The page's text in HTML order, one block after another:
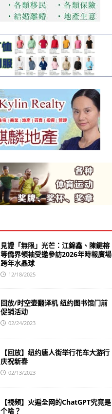
見證「無限」光芒：江錦鑫、陳鍵榕
等僑界領袖受邀參訪2026年時報廣場
跨年水晶球
12/18/2025
回放/时空壶翻译机 纽约图书馆门前
促销活动
02/24/2023
【回放】纽约唐人街举行花车大游行
庆祝新春
02/13/2023
【視頻】火遍全网的ChatGPT究竟是
个啥？